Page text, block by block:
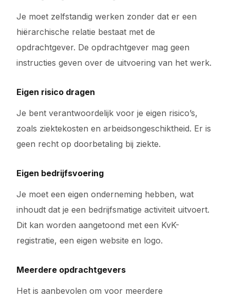
Je moet zelfstandig werken zonder dat er een
hiërarchische relatie bestaat met de
opdrachtgever. De opdrachtgever mag geen
instructies geven over de uitvoering van het werk.
Eigen risico dragen
Je bent verantwoordelijk voor je eigen risico’s,
zoals ziektekosten en arbeidsongeschiktheid. Er is
geen recht op doorbetaling bij ziekte.
Eigen bedrijfsvoering
Je moet een eigen onderneming hebben, wat
inhoudt dat je een bedrijfsmatige activiteit uitvoert.
Dit kan worden aangetoond met een KvK-
registratie, een eigen website en logo.
Meerdere opdrachtgevers
Het is aanbevolen om voor meerdere